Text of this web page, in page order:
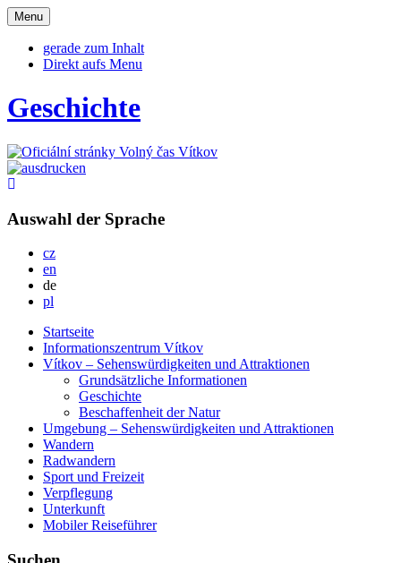
Otevřit
navigaci
Menu
gerade zum Inhalt
Direkt aufs Menu
Geschichte
Auswahl der Sprache
czČesky
en
deDeutsch
pl
Startseite
Informationszentrum Vítkov
Vítkov – Sehenswürdigkeiten und Attraktionen
Grundsätzliche Informationen
Geschichte
Beschaffenheit der Natur
Umgebung – Sehenswürdigkeiten und Attraktionen
Wandern
Radwandern
Sport und Freizeit
Verpflegung
Unterkunft
Mobiler Reiseführer